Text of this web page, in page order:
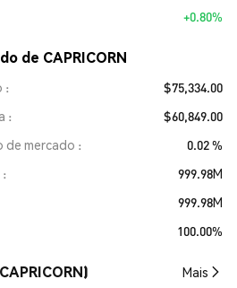
+0.80%
de CAPRICORN
$75,334.00
$60,849.00
de mercado
0.02 %
999.98M
999.98M
100.00%
Mais